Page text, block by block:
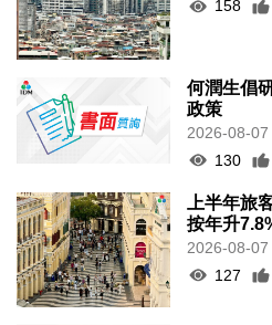
158
何潤生倡
政策
2026-08-07
130
上半年旅
按年升
2026-08-07
127